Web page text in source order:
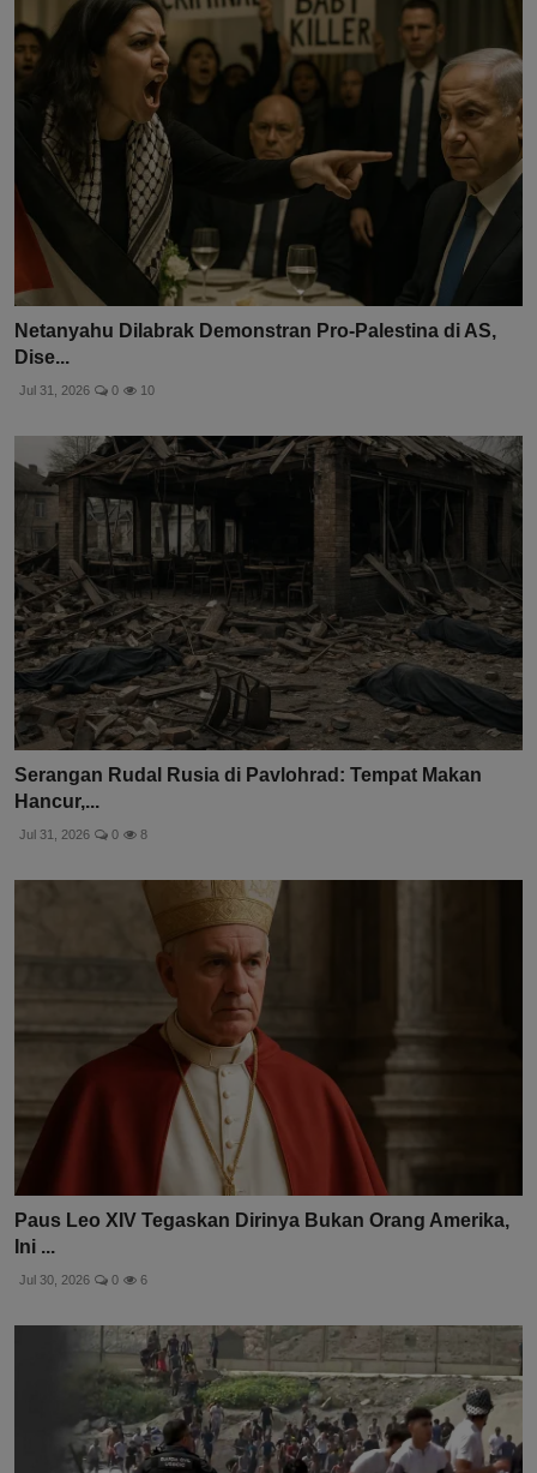
Netanyahu Dilabrak Demonstran Pro-Palestina di AS,
Dise...
Jul 31, 2026 0 10
Serangan Rudal Rusia di Pavlohrad: Tempat Makan
Hancur,...
Jul 31, 2026 0 8
Paus Leo XIV Tegaskan Dirinya Bukan Orang Amerika,
Ini ...
Jul 30, 2026 0 6